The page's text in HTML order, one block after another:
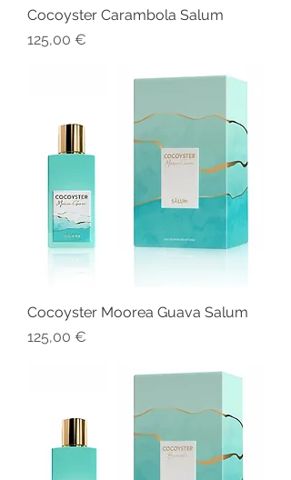
Cocoyster Carambola Salum
Prezzo
125,00 €
Cocoyster Moorea Guava Salum
Prezzo
125,00 €